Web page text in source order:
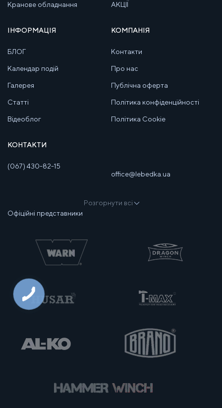
Кранове обладнання АКЦІЇ
ІНФОРМАЦІЯ
БЛОГ
Календар подій
Галерея
Статті
Відеоблог
КОМПАНІЯ
Контакти
Про нас
Публічна оферта
Політика конфіденційності
Політика Cookie
КОНТАКТИ
(067) 430-82-15
office@lebedka.ua
Розгорнути всі
Офіційні представники